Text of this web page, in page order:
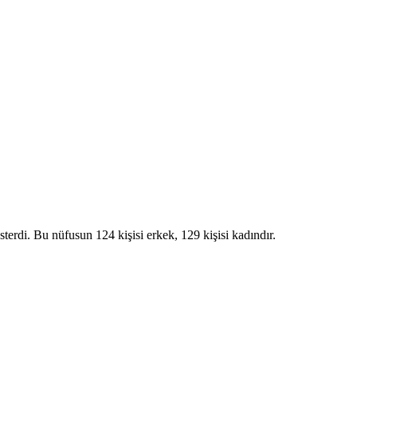
Bu nüfusun 124 kişisi erkek, 129 kişisi kadındır.